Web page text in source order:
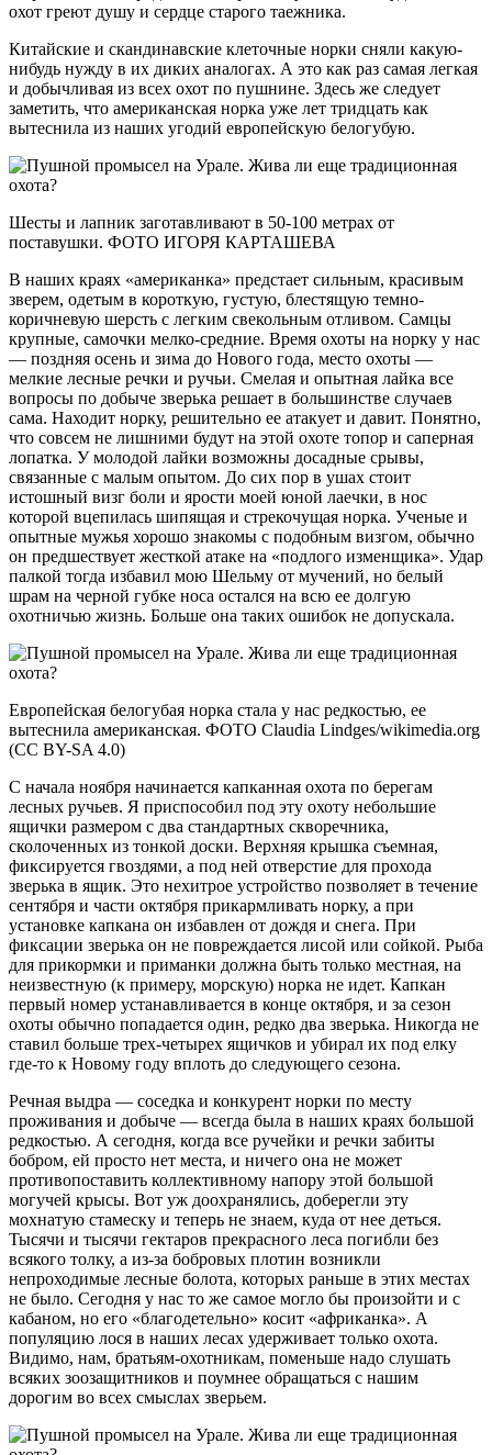
охот греют душу и сердце старого таежника.
Китайские и скандинавские клеточные норки сняли какую-
нибудь нужду в их диких аналогах. А это как раз самая легкая
и добычливая из всех охот по пушнине. Здесь же следует
заметить, что американская норка уже лет тридцать как
вытеснила из наших угодий европейскую белогубую.
Шесты и лапник заготавливают в 50-100 метрах от
поставушки. ФОТО ИГОРЯ КАРТАШЕВА
В наших краях «американка» предстает сильным, красивым
зверем, одетым в короткую, густую, блестящую темно-
коричневую шерсть с легким свекольным отливом. Самцы
крупные, самочки мелко-средние. Время охоты на норку у нас
— поздняя осень и зима до Нового года, место охоты —
мелкие лесные речки и ручьи. Смелая и опытная лайка все
вопросы по добыче зверька решает в большинстве случаев
сама. Находит норку, решительно ее атакует и давит. Понятно,
что совсем не лишними будут на этой охоте топор и саперная
лопатка. У молодой лайки возможны досадные срывы,
связанные с малым опытом. До сих пор в ушах стоит
истошный визг боли и ярости моей юной лаечки, в нос
которой вцепилась шипящая и стрекочущая норка. Ученые и
опытные мужья хорошо знакомы с подобным визгом, обычно
он предшествует жесткой атаке на «подлого изменщика». Удар
палкой тогда избавил мою Шельму от мучений, но белый
шрам на черной губке носа остался на всю ее долгую
охотничью жизнь. Больше она таких ошибок не допускала.
Европейская белогубая норка стала у нас редкостью, ее
вытеснила американская. ФОТО Claudia Lindges/wikimedia.org
(CC BY-SA 4.0)
С начала ноября начинается капканная охота по берегам
лесных ручьев. Я приспособил под эту охоту небольшие
ящички размером с два стандартных скворечника,
сколоченных из тонкой доски. Верхняя крышка съемная,
фиксируется гвоздями, а под ней отверстие для прохода
зверька в ящик. Это нехитрое устройство позволяет в течение
сентября и части октября прикармливать норку, а при
установке капкана он избавлен от дождя и снега. При
фиксации зверька он не повреждается лисой или сойкой. Рыба
для прикормки и приманки должна быть только местная, на
неизвестную (к примеру, морскую) норка не идет. Капкан
первый номер устанавливается в конце октября, и за сезон
охоты обычно попадается один, редко два зверька. Никогда не
ставил больше трех-четырех ящичков и убирал их под елку
где-то к Новому году вплоть до следующего сезона.
Речная выдра — соседка и конкурент норки по месту
проживания и добыче — всегда была в наших краях большой
редкостью. А сегодня, когда все ручейки и речки забиты
бобром, ей просто нет места, и ничего она не может
противопоставить коллективному напору этой большой
могучей крысы. Вот уж доохранялись, доберегли эту
мохнатую стамеску и теперь не знаем, куда от нее деться.
Тысячи и тысячи гектаров прекрасного леса погибли без
всякого толку, а из-за бобровых плотин возникли
непроходимые лесные болота, которых раньше в этих местах
не было. Сегодня у нас то же самое могло бы произойти и с
кабаном, но его «благодетельно» косит «африканка». А
популяцию лося в наших лесах удерживает только охота.
Видимо, нам, братьям-охотникам, поменьше надо слушать
всяких зоозащитников и поумнее обращаться с нашим
дорогим во всех смыслах зверьем.